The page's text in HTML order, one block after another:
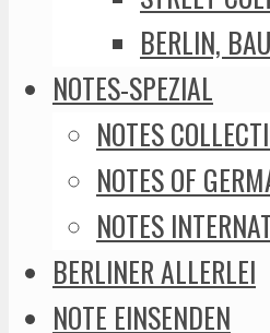
BERLIN,
NOTES-SPEZIAL
NOTES
NOTES OF
NOTES
BERLINER ALLERLEI
NOTE EINSENDEN